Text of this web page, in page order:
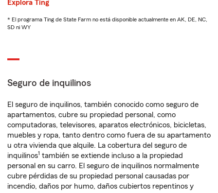
Explora Ting
* El programa Ting de State Farm no está disponible actualmente en AK, DE, NC,
SD ni WY
Seguro de inquilinos
El seguro de inquilinos, también conocido como seguro de
apartamentos, cubre su propiedad personal, como
computadoras, televisores, aparatos electrónicos, bicicletas,
muebles y ropa, tanto dentro como fuera de su apartamento
u otra vivienda que alquile. La cobertura del seguro de
inquilinos1 también se extiende incluso a la propiedad
personal en su carro. El seguro de inquilinos normalmente
cubre pérdidas de su propiedad personal causadas por
incendio, daños por humo, daños cubiertos repentinos y